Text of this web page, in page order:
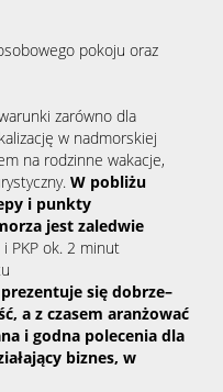
pokoju oraz
zarówno dla
w nadmorskiej
na rodzinne wakacje,
W pobliżu
i punkty
jest zaledwie
PKP ok. 2 minut
się dobrze–
a z czasem aranżować
i godna polecenia dla
biznes, w